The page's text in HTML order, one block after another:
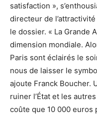
satisfaction »,
directeur de
le dossier. « La Grande
dimension mondiale.
Paris sont éclairés le
nous de laisser le
ajoute Franck Boucher.
ruiner l’État et les
coûte que 10 000 euros